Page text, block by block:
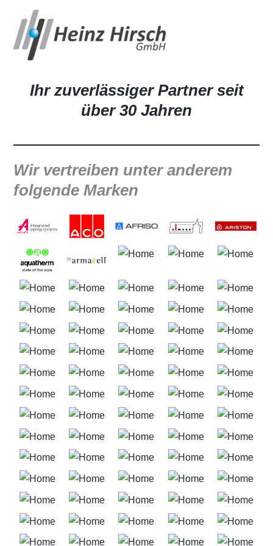
Fachgroßhandel für Sanitär-
Heizungs- und
Installationsbedarf
Ihr zuverlässiger Partner seit
über 30 Jahren
Wir vertreiben unter anderem
folgende Marken